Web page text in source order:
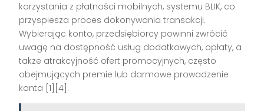
korzystania z płatności mobilnych, systemu BLIK, co
przyspiesza proces dokonywania transakcji.
Wybierając konto, przedsiębiorcy powinni zwrócić
uwagę na dostępność usług dodatkowych, opłaty, a
także atrakcyjność ofert promocyjnych, często
obejmujących premie lub darmowe prowadzenie
konta [1][4].